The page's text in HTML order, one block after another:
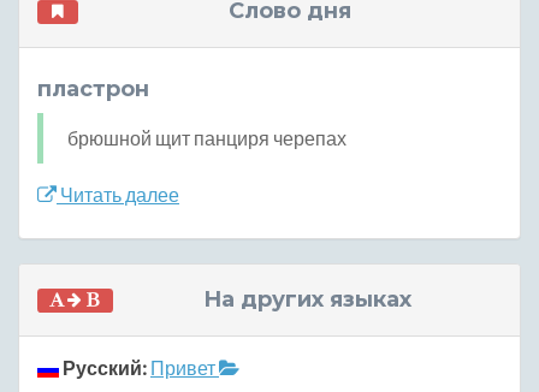
Слово дня
пластрон
брюшной щит панциря черепах
Читать далее
На других языках
Русский: Привет